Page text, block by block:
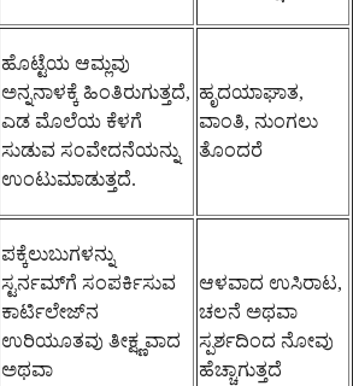
ಹೊಟ್ಟೆಯ ಆಮ್ಲವು
ಅನ್ನನಾಳಕ್ಕೆ ಹಿಂತಿರುಗುತ್ತದೆ,
ಎಡ ಮೊಲೆಯ ಕೆಳಗೆ
ಸುಡುವ ಸಂವೇದನೆಯನ್ನು
ಉಂಟುಮಾಡುತ್ತದೆ.
ಹೃದಯಾಘಾತ,
ವಾಂತಿ, ನುಂಗಲು
ತೊಂದರೆ
ಪಕ್ಕೆಲುಬುಗಳನ್ನು
ಸ್ಟರ್ನಮ್‌ಗೆ ಸಂಪರ್ಕಿಸುವ
ಕಾರ್ಟಿಲೇಜ್‌ನ
ಉರಿಯೂತವು ತೀಕ್ಷ್ಣವಾದ
ಅಥವಾ
ಆಳವಾದ ಉಸಿರಾಟ,
ಚಲನೆ ಅಥವಾ
ಸ್ಪರ್ಶದಿಂದ ನೋವು
ಹೆಚ್ಚಾಗುತ್ತದೆ